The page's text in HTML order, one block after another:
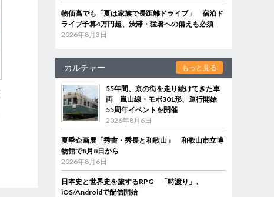
物価高でも「夏は家族で長距離ドライブ」 宿泊ド
ライブ予算4万円超、渋滞・猛暑への備えも必須
2026年8月3日
カルチャー もっと見る
55年間、京の街を走り続けてきた車
両 嵐山線・モボ301形、運行開始
55周年イベントを開催
2026年8月6日
夏季企画展「秀吉・秀長と和歌山」 和歌山市立博
物館で8月8日から
2026年8月6日
日本史と世界史を旅するRPG 「時渡り」、
iOS/Androidで配信開始